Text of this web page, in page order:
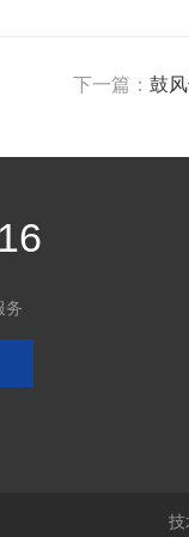
下一篇：鼓
务
技